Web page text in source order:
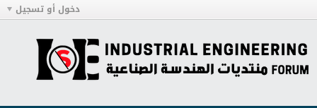
دخول أو تسجيل